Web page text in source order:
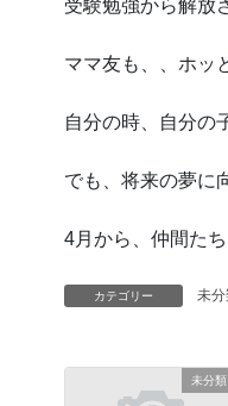
受験勉強から解放
ママ友も、、ホッ
自分の時、自分の
でも、将来の夢に
4月から、仲間た
カテゴリー 未
未分類